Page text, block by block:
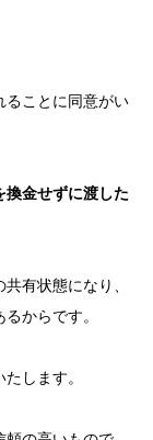
ることに同意がい
換金せずに渡した
有状態になり、
からです。
します。